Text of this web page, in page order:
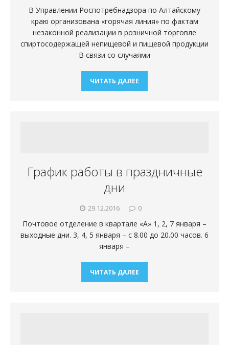
В Управлении Роспотребнадзора по Алтайскому
краю организована «горячая линия» по фактам
незаконной реализации в розничной торговле
спиртосодержащей непищевой и пищевой продукции
В связи со случаями
ЧИТАТЬ ДАЛЕЕ
График работы в праздничные
дни
29.12.2016 0
Почтовое отделение в квартале «А» 1, 2, 7 января –
выходные дни. 3, 4, 5 января – с 8.00 до 20.00 часов. 6
января –
ЧИТАТЬ ДАЛЕЕ